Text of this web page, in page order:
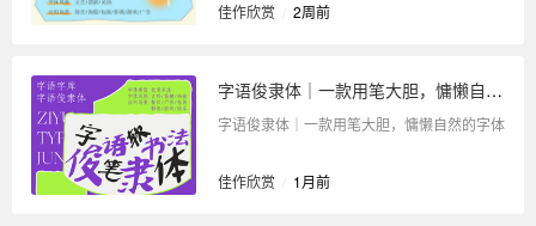
佳作欣赏 2周前
字语俊隶体｜一款用笔大胆，慵懒自然的字体
字语俊隶体｜一款用笔大胆，慵懒自然的字体
佳作欣赏 1月前